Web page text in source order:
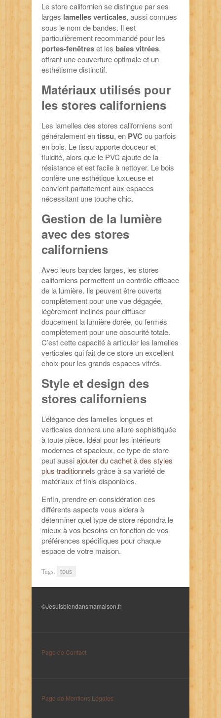
Le store californien se distingue par ses
larges lamelles verticales, aussi connues
sous le nom de bandes. Il est
particulièrement recommandé pour les
portes-fenêtreset les baies vitrées,
offrant une couverture optimale et un
esthétisme distinctif.
Matériaux utilisés pour
les stores californiens
Les lamelles des stores californiens sont
généralement entissu, en PVC ou parfois
en bois. Le tissu apporte douceur et
fluidité, alors que le PVC ajoute de la
résistance et est facile à nettoyer. Le bois
confère une esthétique luxueuse et
convient parfaitement aux espaces
nécessitant une touche chic.
Gestion de la lumière
avec des stores
californiens
Avec leurs bandes larges, les stores
californiens permettent un contrôle efficace
de la lumière. Ils peuvent être ouverts
complètement pour une vue dégagée,
légèrement inclinés pour diffuser
doucement la lumière dorée, ou fermés
complètement pour une obscurité totale.
C’est cette capacité à articuler les lamelles
verticales qui fait de ce store un excellent
choix pour les grands espaces vitrés.
Style et design des
stores californiens
L’élégance des lamelles longues et
verticales donnera une allure sophistiquée
à toute pièce. Idéal pour les intérieurs
modernes et spacieux, ce type de store
peut aussiajouter du cachet à des styles
plus traditionnels grâce à sa variété de
matériaux et finis disponibles.
Enfin, prendre en considération ces
différents aspects vous aidera à
déterminer quel type de store répondra le
mieux à vos besoins en fonction de vos
préférences spécifiques pour chaque
espace de votre maison.
Tags: tous
©Jesuisbiendansmamaison.fr
Page de Contact
Page de Mentions Légales